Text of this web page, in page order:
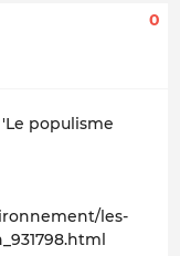
0
populisme
les-